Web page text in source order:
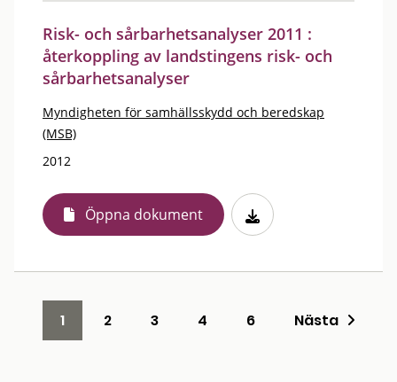
Risk- och sårbarhetsanalyser 2011 :
återkoppling av landstingens risk- och
sårbarhetsanalyser
Myndigheten för samhällsskydd och beredskap
(MSB)
2012
Öppna dokument
1 2 3 4 6 Nästa